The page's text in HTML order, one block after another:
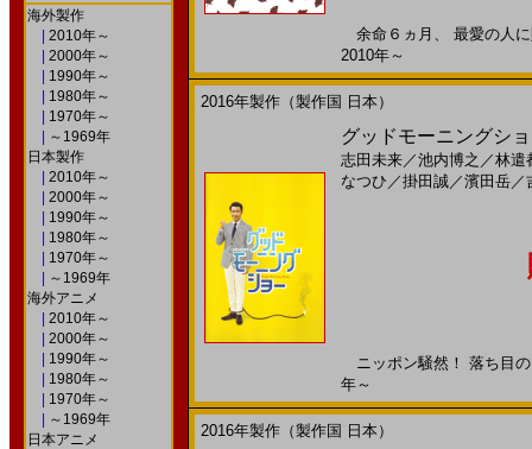
海外製作
2010年～
2000年～
1990年～
1980年～
1970年～
～1969年
日本製作
2010年～
2000年～
1990年～
1980年～
1970年～
～1969年
海外アニメ
2010年～
2000年～
1990年～
1980年～
1970年～
～1969年
日本アニメ
余命６ヵ月、 最愛の人
2010年～
2016年製作（製作国 日本）
グッドモーニングシ
志田未来／池内博之 ／林遣
なつひ ／掛田誠／濱田岳／
ニッポン騒然！ 落ち目
年～
2016年製作（製作国 日本）